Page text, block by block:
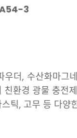
3
우더, 수산화마그
친환경 광물 충전
틱, 고무 등 다양